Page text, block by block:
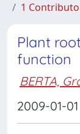
1
Plant
function
BERTA,
2009-01-01